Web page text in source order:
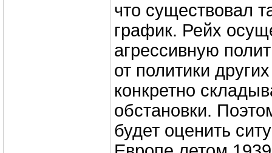
что существовал
график. Рейх
агрессивную
от политики
конкретно
обстановки.
будет оценить